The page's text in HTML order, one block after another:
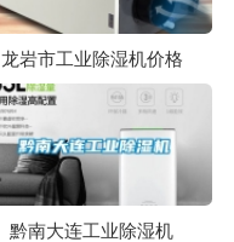
龙岩市工业除湿机价格
黔南大连工业除湿机